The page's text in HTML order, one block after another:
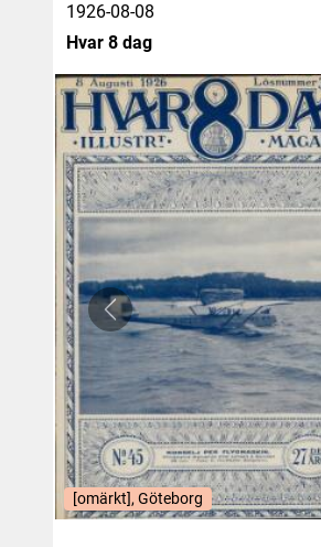
1926-08-08
Hvar 8 dag
[omärkt], Göteborg